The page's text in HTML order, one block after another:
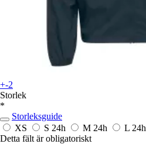
+-2
Storlek
*
Storleksguide
XS
S 24h M 24h L 24h
Detta fält är obligatoriskt